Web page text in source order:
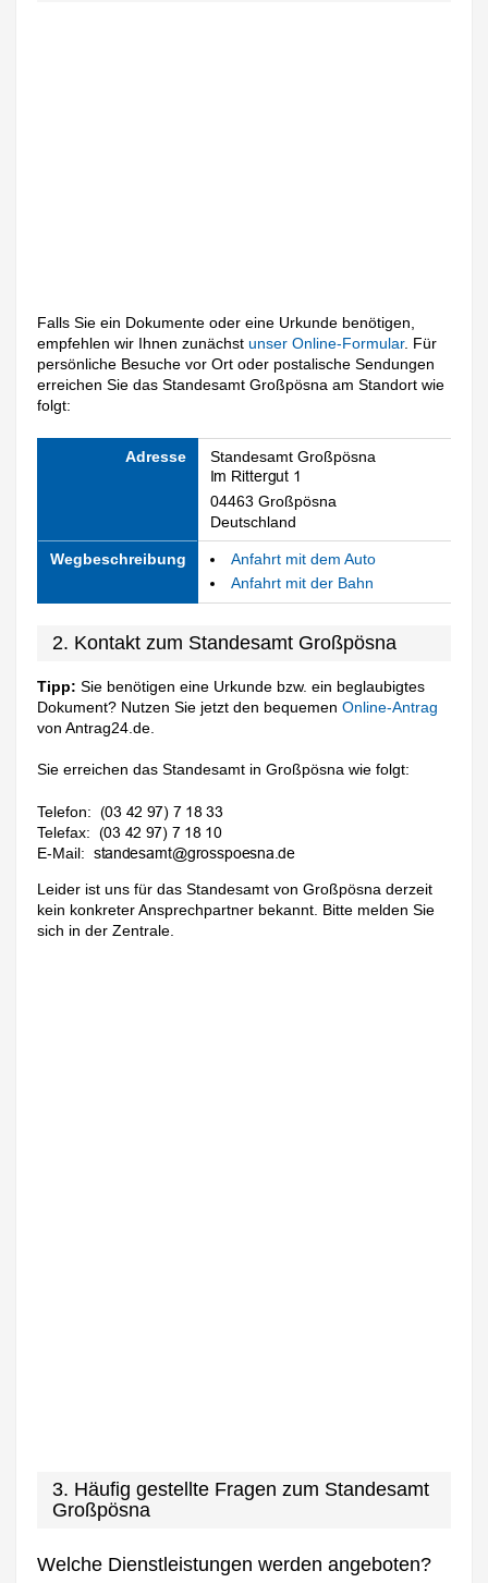
Falls Sie ein Dokumente oder eine Urkunde benötigen,
empfehlen wir Ihnen zunächstunser Online-Formular. Für
persönliche Besuche vor Ort oder postalische Sendungen
erreichen Sie das Standesamt Großpösna am Standort wie
folgt:
Adresse Standesamt Großpösna
04463 Großpösna
Deutschland
Wegbeschreibung
Anfahrt mit dem Auto
Anfahrt mit der Bahn
2. Kontakt zum Standesamt Großpösna
Tipp: Sie benötigen eine Urkunde bzw. ein beglaubigtes
Dokument? Nutzen Sie jetzt den bequemenOnline-Antrag
von Antrag24.de.
Sie erreichen das Standesamt in Großpösna wie folgt:
Telefon:
Telefax:
E-Mail:
Leider ist uns für das Standesamt von Großpösna derzeit
kein konkreter Ansprechpartner bekannt. Bitte melden Sie
sich in der Zentrale.
3. Häufig gestellte Fragen zum Standesamt
Großpösna
Welche Dienstleistungen werden angeboten?